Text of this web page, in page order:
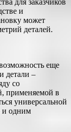
и
может
деталей.
еще
детали –
со
применяемой в
универсальной
и одним